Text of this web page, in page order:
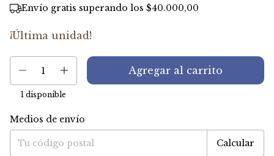
Envío gratis superando los $40.000,00
¡Última unidad!
1 disponible
Entregas para el CP:
Medios de envío
Calcular